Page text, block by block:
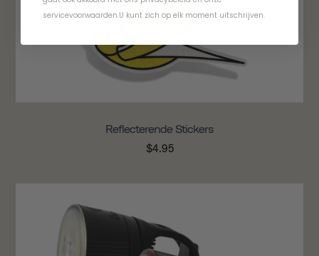
Reflecterende Stickers
$4.95
servicevoorwaarden.U kunt zich op elk moment uitschrijven.